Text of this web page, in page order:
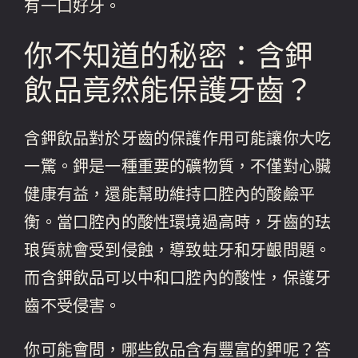
有一口好牙。
你不知道的秘密：含鉀
飲品竟然能保護牙齒？
含鉀飲品對於牙齒的保護作用可能讓你大吃
一驚。鉀是一種重要的礦物質，不僅對心臟
健康有益，還能幫助維持口腔內的酸鹼平
衡。當口腔內的酸性環境過高時，牙齒的珐
琅質就會受到侵蝕，導致蛀牙和牙齦問題。
而含鉀飲品可以中和口腔內的酸性，保護牙
齒不受侵害。
你可能會問，哪些飲品含有豐富的鉀呢？答